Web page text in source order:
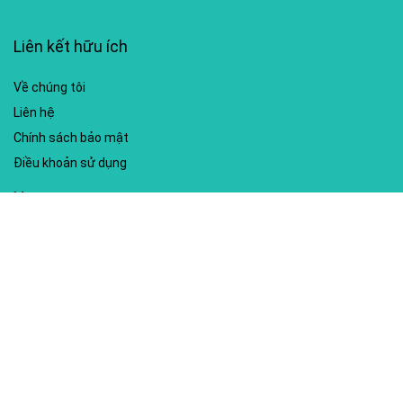
Liên kết hữu ích
Về chúng tôi
Liên hệ
Chính sách bảo mật
Điều khoản sử dụng
My account